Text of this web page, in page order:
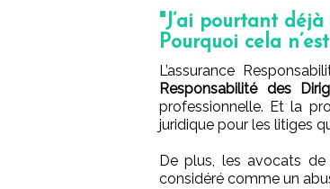
"J’ai pourtant
Pourquoi cela
L’assurance
Responsabilité des
professionnelle. Et la
juridique pour les litiges
De plus, les avocats
considéré comme un